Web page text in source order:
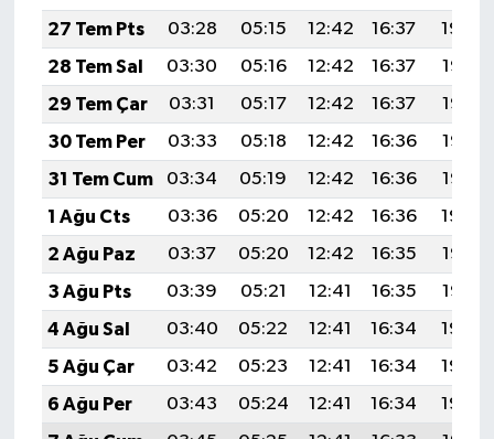
27 Tem Pts
03:28 05:15 12:42 16:37
19:59
28 Tem Sal
03:30 05:16 12:42 16:37
19:58
29 Tem Çar
03:31 05:17 12:42 16:37
19:57
30 Tem Per
03:33 05:18 12:42 16:36
19:56
31 Tem Cum
03:34 05:19 12:42 16:36
19:55
1 Ağu Cts
03:36 05:20 12:42 16:36
19:54
2 Ağu Paz
03:37 05:20 12:42 16:35
19:53
3 Ağu Pts
03:39 05:21 12:41 16:35
19:52
4 Ağu Sal
03:40 05:22 12:41 16:34
19:50
5 Ağu Çar
03:42 05:23 12:41 16:34
19:49
6 Ağu Per
03:43 05:24 12:41 16:34
19:48